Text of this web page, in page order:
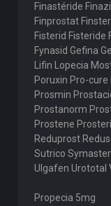
Finastéride
Finprostat
Fisterid Fisteride
Fynasid Gefina
Lifin Lopecia
Poruxin Pro-
Prosmin
Prostanorm
Prostene
Reduprost
Sutrico
Ulgafen Urototal
Propecia 5mg